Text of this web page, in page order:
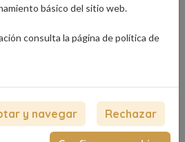
básico del sitio web.
consulta la página depolítica de
y navegar Rechazar